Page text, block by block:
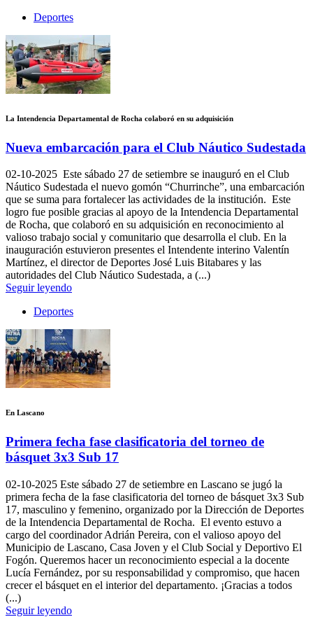
Deportes
La Intendencia Departamental de Rocha colaboró en su adquisición
Nueva embarcación para el Club Náutico Sudestada
02-10-2025 Este sábado 27 de setiembre se inauguró en el Club
Náutico Sudestada el nuevo gomón “Churrinche”, una embarcación
que se suma para fortalecer las actividades de la institución. Este
logro fue posible gracias al apoyo de la Intendencia Departamental
de Rocha, que colaboró en su adquisición en reconocimiento al
valioso trabajo social y comunitario que desarrolla el club. En la
inauguración estuvieron presentes el Intendente interino Valentín
Martínez, el director de Deportes José Luis Bitabares y las
autoridades del Club Náutico Sudestada, a (...)
Seguir leyendo
Deportes
En Lascano
Primera fecha fase clasificatoria del torneo de
básquet 3x3 Sub 17
02-10-2025 Este sábado 27 de setiembre en Lascano se jugó la
primera fecha de la fase clasificatoria del torneo de básquet 3x3 Sub
17, masculino y femenino, organizado por la Dirección de Deportes
de la Intendencia Departamental de Rocha. El evento estuvo a
cargo del coordinador Adrián Pereira, con el valioso apoyo del
Municipio de Lascano, Casa Joven y el Club Social y Deportivo El
Fogón. Queremos hacer un reconocimiento especial a la docente
Lucía Fernández, por su responsabilidad y compromiso, que hacen
crecer el básquet en el interior del departamento. ¡Gracias a todos
(...)
Seguir leyendo